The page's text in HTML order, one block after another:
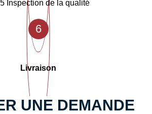
6
Livraison
UNE DEMANDE